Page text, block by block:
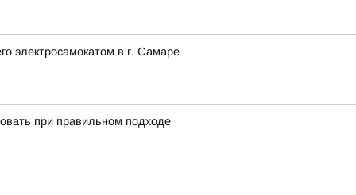
электросамокатом в г. Самаре
при правильном подходе